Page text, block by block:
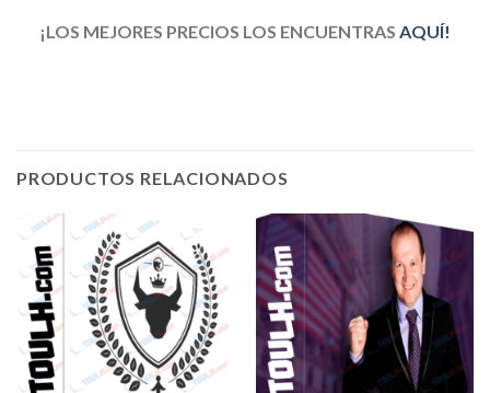
¡LOS MEJORES PRECIOS LOS ENCUENTRAS AQUÍ!
PRODUCTOS RELACIONADOS